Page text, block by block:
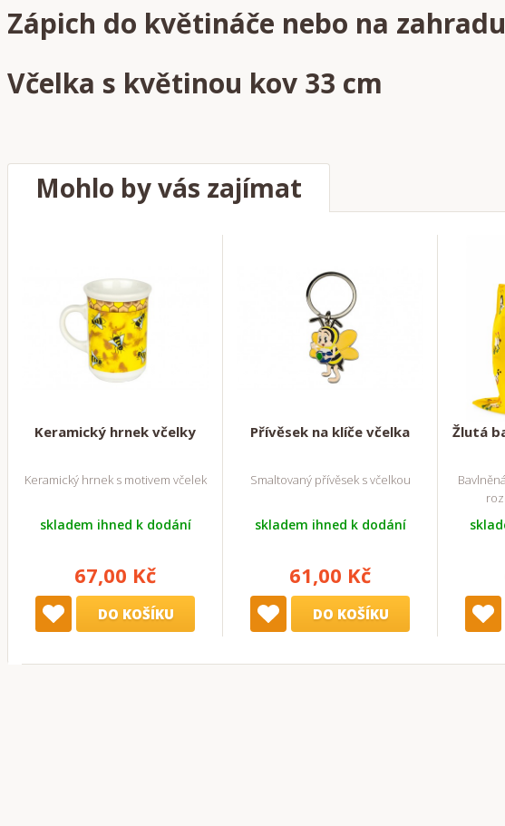
Zápich do květináče nebo na zahradu
Včelka s květinou kov 33 cm
Mohlo by vás zajímat
Keramický hrnek včelky
Keramický hrnek s motivem včelek
skladem ihned k dodání
67,00 Kč
DO KOŠÍKU
Přívěsek na klíče včelka
Smaltovaný přívěsek s včelkou
skladem ihned k dodání
61,00 Kč
DO KOŠÍKU
Žlutá